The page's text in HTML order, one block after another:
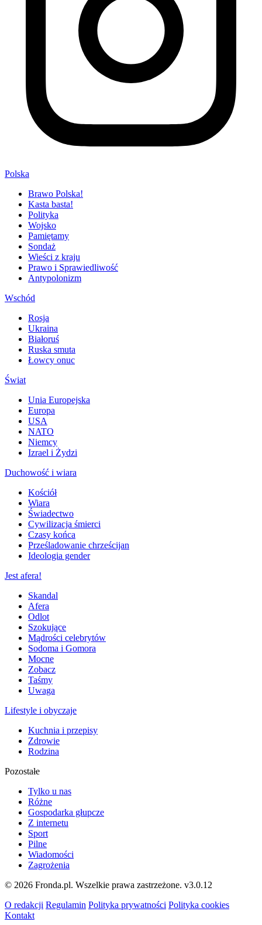
Polska
Brawo Polska!
Kasta basta!
Polityka
Wojsko
Pamiętamy
Sondaż
Wieści z kraju
Prawo i Sprawiedliwość
Antypolonizm
Wschód
Rosja
Ukraina
Białoruś
Ruska smuta
Łowcy onuc
Świat
Unia Europejska
Europa
USA
NATO
Niemcy
Izrael i Żydzi
Duchowość i wiara
Kościół
Wiara
Świadectwo
Cywilizacja śmierci
Czasy końca
Prześladowanie chrześcijan
Ideologia gender
Jest afera!
Skandal
Afera
Odlot
Szokujące
Mądrości celebrytów
Sodoma i Gomora
Mocne
Zobacz
Taśmy
Uwaga
Lifestyle i obyczaje
Kuchnia i przepisy
Zdrowie
Rodzina
Pozostałe
Tylko u nas
Różne
Gospodarka głupcze
Z internetu
Sport
Pilne
Wiadomości
Zagrożenia
© 2026 Fronda.pl. Wszelkie prawa zastrzeżone. v3.0.12
O redakcji Regulamin Polityka prywatności Polityka cookies
Kontakt